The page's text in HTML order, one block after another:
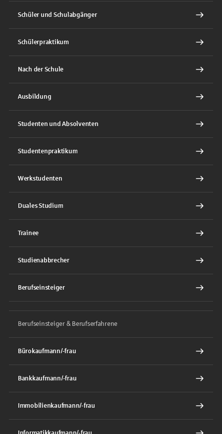
Schüler und Schulabgänger
Schülerpraktikum
Nach der Schule
Ausbildung
Studenten und Absolventen
Studentenpraktikum
Werkstudenten
Duales Studium
Trainee
Studienabbrecher
Berufseinsteiger
Berufseinsteiger & Berufserfahrene
Bürokaufmann/-frau
Bankkaufmann/-frau
Immobilienkaufmann/-frau